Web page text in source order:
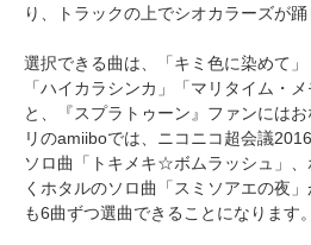
り、トラックの上でシオカラーズが踊
選択できる曲は、「キミ色に染めて」
「ハイカラシンカ」「マリタイム・
と、『スプラトゥーン』ファンには
リのamiiboでは、ニコニコ超会議
ソロ曲「トキメキ☆ボムラッシュ」
くホタルのソロ曲「スミソアエの夜
も6曲ずつ選曲できることになります。